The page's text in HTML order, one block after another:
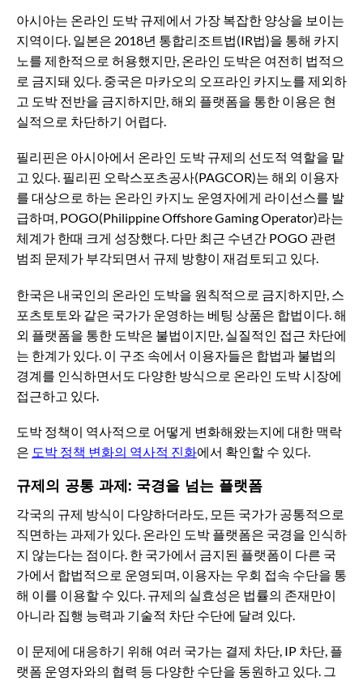
아시아는 온라인 도박 규제에서 가장 복잡한 양상을 보이는
지역이다. 일본은 2018년 통합리조트법(IR법)을 통해 카지
노를 제한적으로 허용했지만, 온라인 도박은 여전히 법적으
로 금지돼 있다. 중국은 마카오의 오프라인 카지노를 제외하
고 도박 전반을 금지하지만, 해외 플랫폼을 통한 이용은 현
실적으로 차단하기 어렵다.
필리핀은 아시아에서 온라인 도박 규제의 선도적 역할을 맡
고 있다. 필리핀 오락스포츠공사(PAGCOR)는 해외 이용자
를 대상으로 하는 온라인 카지노 운영자에게 라이선스를 발
급하며, POGO(Philippine Offshore Gaming Operator)라는
체계가 한때 크게 성장했다. 다만 최근 수년간 POGO 관련
범죄 문제가 부각되면서 규제 방향이 재검토되고 있다.
한국은 내국인의 온라인 도박을 원칙적으로 금지하지만, 스
포츠토토와 같은 국가가 운영하는 베팅 상품은 합법이다. 해
외 플랫폼을 통한 도박은 불법이지만, 실질적인 접근 차단에
는 한계가 있다. 이 구조 속에서 이용자들은 합법과 불법의
경계를 인식하면서도 다양한 방식으로 온라인 도박 시장에
접근하고 있다.
도박 정책이 역사적으로 어떻게 변화해왔는지에 대한 맥락
은 도박 정책 변화의 역사적 진화에서 확인할 수 있다.
규제의 공통 과제: 국경을 넘는 플랫폼
각국의 규제 방식이 다양하더라도, 모든 국가가 공통적으로
직면하는 과제가 있다. 온라인 도박 플랫폼은 국경을 인식하
지 않는다는 점이다. 한 국가에서 금지된 플랫폼이 다른 국
가에서 합법적으로 운영되며, 이용자는 우회 접속 수단을 통
해 이를 이용할 수 있다. 규제의 실효성은 법률의 존재만이
아니라 집행 능력과 기술적 차단 수단에 달려 있다.
이 문제에 대응하기 위해 여러 국가는 결제 차단, IP 차단, 플
랫폼 운영자와의 협력 등 다양한 수단을 동원하고 있다. 그